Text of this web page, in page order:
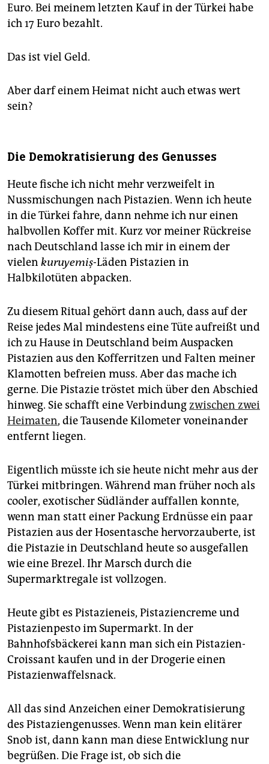
Euro. Bei meinem letzten Kauf in der Türkei habe
ich 17 Euro bezahlt.
Das ist viel Geld.
Aber darf einem Heimat nicht auch etwas wert
sein?
Die Demokratisierung des Genusses
Heute fische ich nicht mehr verzweifelt in
Nussmischungen nach Pistazien. Wenn ich heute
in die Türkei fahre, dann nehme ich nur einen
halbvollen Koffer mit. Kurz vor meiner Rückreise
nach Deutschland lasse ich mir in einem der
vielen kuruyemiş-Läden Pistazien in
Halbkilotüten abpacken.
Zu diesem Ritual gehört dann auch, dass auf der
Reise jedes Mal mindestens eine Tüte aufreißt und
ich zu Hause in Deutschland beim Auspacken
Pistazien aus den Kofferritzen und Falten meiner
Klamotten befreien muss. Aber das mache ich
gerne. Die Pistazie tröstet mich über den Abschied
hinweg. Sie schafft eine Verbindungzwischen zwei
Heimaten, die Tausende Kilometer voneinander
entfernt liegen.
Eigentlich müsste ich sie heute nicht mehr aus der
Türkei mitbringen. Während man früher noch als
cooler, exotischer Südländer auffallen konnte,
wenn man statt einer Packung Erdnüsse ein paar
Pistazien aus der Hosentasche hervorzauberte, ist
die Pistazie in Deutschland heute so ausgefallen
wie eine Brezel. Ihr Marsch durch die
Supermarktregale ist vollzogen.
Heute gibt es Pistazieneis, Pistaziencreme und
Pistazienpesto im Supermarkt. In der
Bahnhofsbäckerei kann man sich ein Pistazien-
Croissant kaufen und in der Drogerie einen
Pistazienwaffelsnack.
All das sind Anzeichen einer Demokratisierung
des Pi­sta­zien­ge­nus­ses. Wenn man kein elitärer
Snob ist, dann kann man diese Entwicklung nur
begrüßen. Die Frage ist, ob sich die